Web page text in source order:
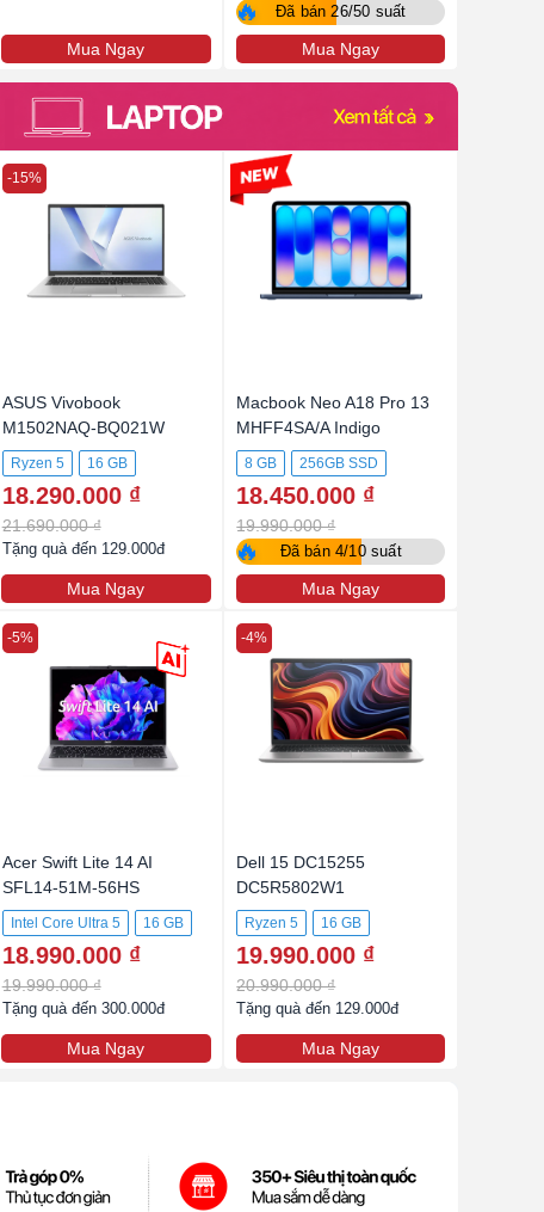
Mua Ngay
🔥 Đã bán 26/50 suất
Mua Ngay
ASUS Vivobook
M1502NAQ-BQ021W
Ryzen 5 16 GB
18.290.000 ₫
21.690.000 ₫
-15%
Tặng quà đến 129.000đ
Mua Ngay
Macbook Neo A18 Pro 13
MHFF4SA/A Indigo
8 GB 256GB SSD
18.450.000 ₫
19.990.000 ₫
-7%
🔥 Đã bán 4/10 suất
Mua Ngay
Acer Swift Lite 14 AI
SFL14-51M-56HS
Intel Core Ultra 5
16 GB
512GB SSD
18.990.000 ₫
19.990.000 ₫
-5%
Tặng quà đến 300.000đ
Mua Ngay
Dell 15 DC15255
DC5R5802W1
Ryzen 5
16 GB
512GB SSD
19.990.000 ₫
20.990.000 ₫
-4%
Tặng quà đến 129.000đ
Mua Ngay